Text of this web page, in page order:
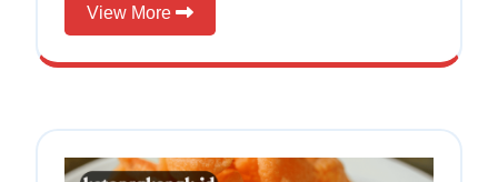
View More
View
More